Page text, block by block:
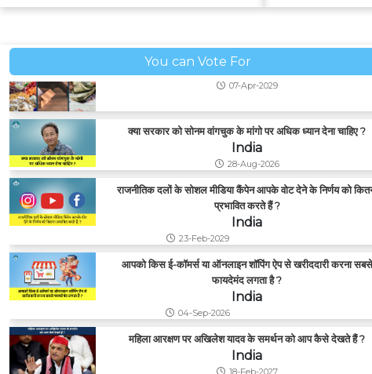
You can Vote For
क्या सरकार को सोनम वांगचुक के मांगो पर अधिक ध्यान देना चाहिए ?
India
28-Aug-2026
राजनीतिक दलों के सोशल मीडिया कैंपेन आपके वोट देने के निर्णय को कितना
प्रभावित करते हैं ?
India
23-Feb-2029
आपको किस ई-कॉमर्स या ऑनलाइन शॉपिंग ऐप से खरीददारी करना सबसे
फायदेमंद लगता है ?
India
04-Sep-2026
महिला आरक्षण पर अखिलेश यादव के समर्थन को आप कैसे देखते हैं ?
India
18-Feb-2027
सीएनजी की कीमतों में उछाल से सबसे ज्यादा प्रभावित कौन हो रहा है ?